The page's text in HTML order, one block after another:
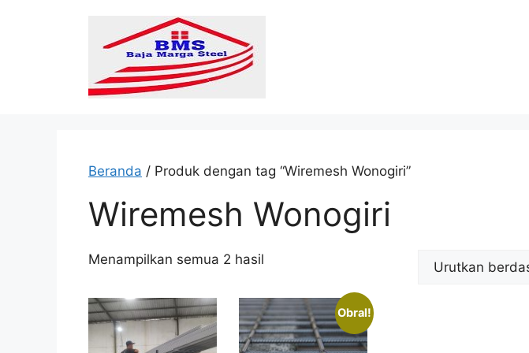
Beranda / Produk dengan tag “Wiremesh Wonogiri”
Wiremesh Wonogiri
Menampilkan semua 2 hasil
popularitas
Obral!